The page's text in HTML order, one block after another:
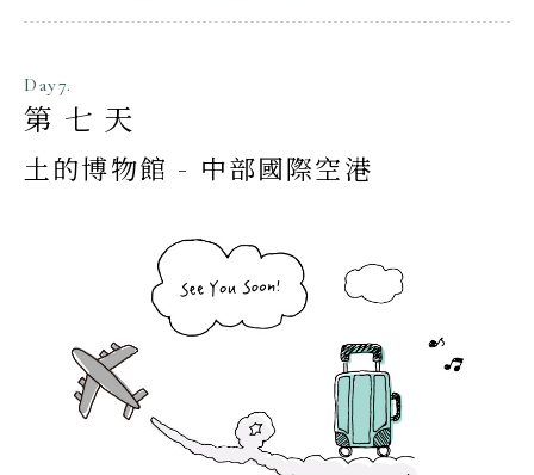
Day7.
第七天
土的博物館 - 中部國際空港